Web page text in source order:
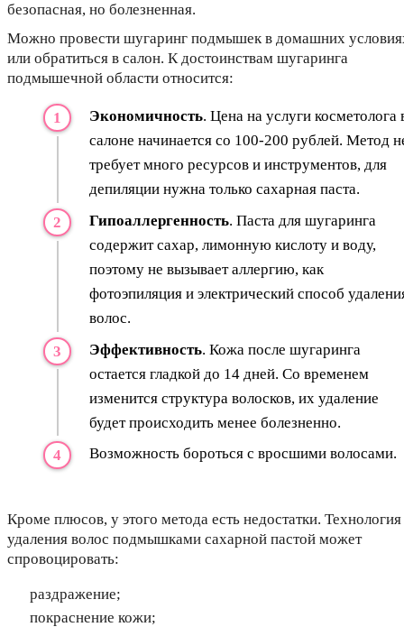
безопасная, но болезненная.
Можно провести шугаринг подмышек в домашних
или обратиться в салон. К достоинствам шугаринга
подмышечной области относится:
Экономичность. Цена на услуги косметолога
салоне начинается со 100-200 рублей. Метод
требует много ресурсов и инструментов, для
депиляции нужна только сахарная паста.
Гипоаллергенность. Паста для шугаринга
содержит сахар, лимонную кислоту и воду,
поэтому не вызывает аллергию, как
фотоэпиляция и электрический способ
волос.
Эффективность. Кожа после шугаринга
остается гладкой до 14 дней. Со временем
изменится структура волосков, их удаление
будет происходить менее болезненно.
Возможность бороться с вросшими волосами.
Кроме плюсов, у этого метода есть недостатки. Технология
удаления волос подмышками сахарной пастой может
спровоцировать:
раздражение;
покраснение кожи;